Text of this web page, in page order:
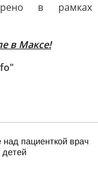
в рамках
в Максе!
пациенткой врач
детей